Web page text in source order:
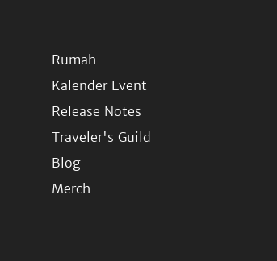
Rumah
Kalender Event
Release Notes
Traveler's Guild
Blog
Merch